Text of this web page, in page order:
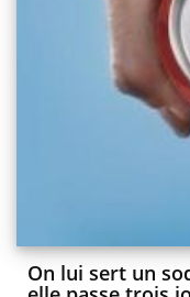
On lui sert un